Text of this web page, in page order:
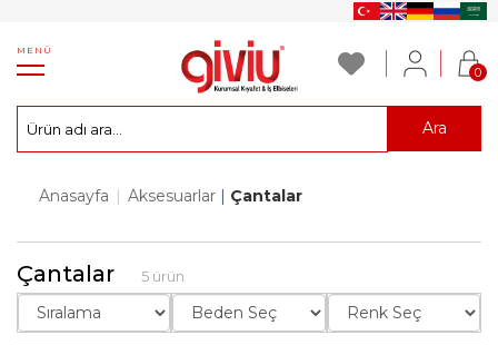
MENÜ
0
Ara
Anasayfa | Aksesuarlar | Çantalar
Çantalar 5 ürün